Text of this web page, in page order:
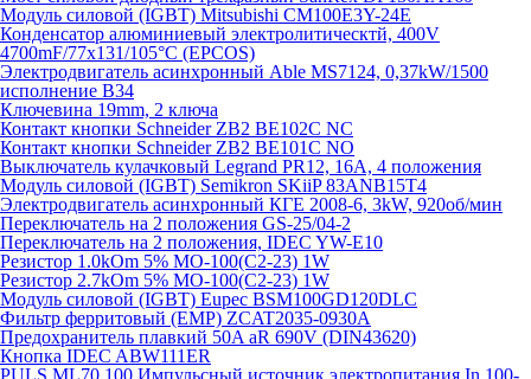
Модуль силовой (IGBT) Mitsubishi CM100E3Y-24E
Конденсатор алюминиевый электролитическтй, 400V
4700mF/77x131/105°C (EPCOS)
Электродвигатель асинхронный Able MS7124, 0,37kW/1500
исполнение В34
Ключевина 19mm, 2 ключа
Контакт кнопки Schneider ZB2 BE102C NC
Контакт кнопки Schneider ZB2 BE101C NO
Выключатель кулачковый Legrand PR12, 16A, 4 положения
Модуль силовой (IGBT) Semikron SKiiP 83ANB15T4
Электродвигатель асинхронный КГЕ 2008-6, 3kW, 920об/мин
Переключатель на 2 положения GS-25/04-2
Переключатель на 2 положения, IDEC YW-E10
Резистор 1.0kOm 5% МО-100(С2-23) 1W
Резистор 2.7kOm 5% МО-100(С2-23) 1W
Модуль силовой (IGBT) Eupec BSM100GD120DLC
Фильтр ферритовый (EMP) ZCAT2035-0930A
Предохранитель плавкий 50A aR 690V (DIN43620)
Кнопка IDEC ABW111ER
PULS ML70.100 Импульсный источник электропитания In 100-